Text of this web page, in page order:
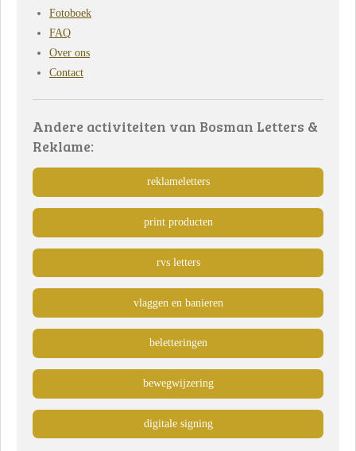
Fotoboek
FAQ
Over ons
Contact
Andere activiteiten van Bosman Letters &
Reklame:
reklameletters
print producten
rvs letters
vlaggen en banieren
beletteringen
bewegwijzering
digitale signing